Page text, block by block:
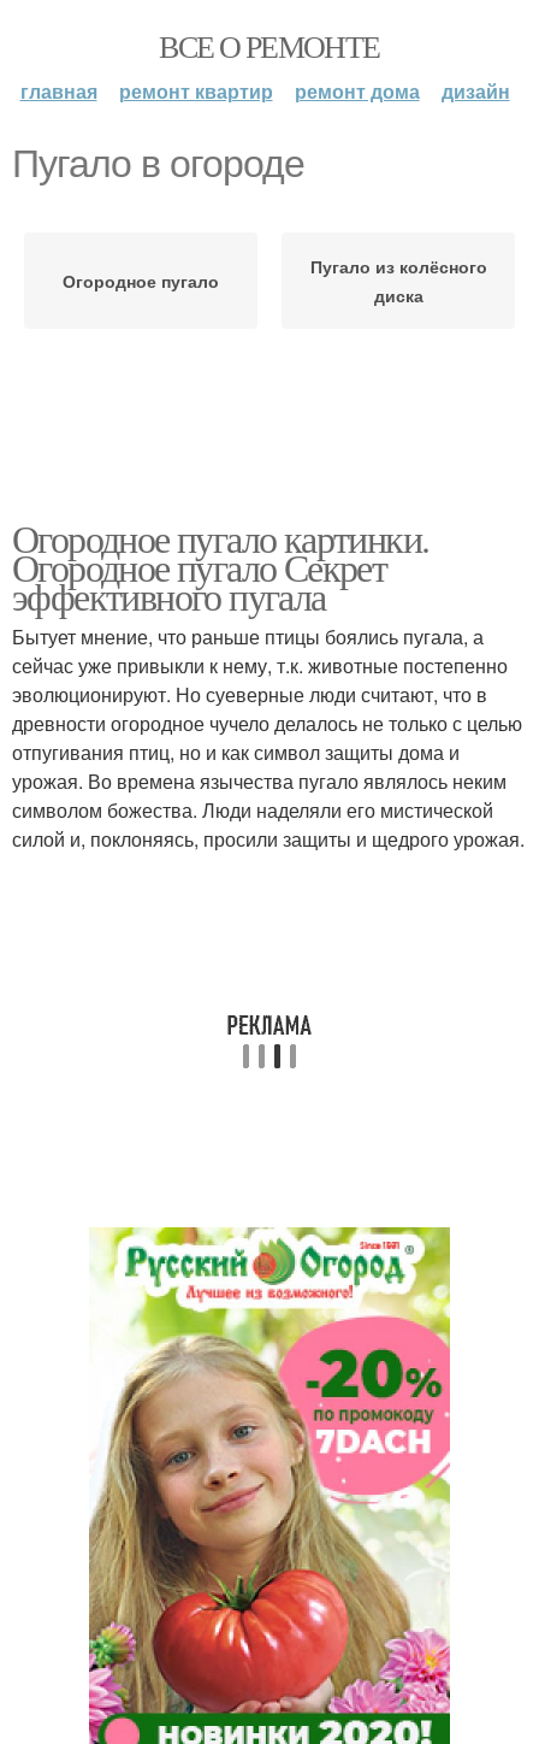
ВСЕ О РЕМОНТЕ
главная ремонт квартир ремонт дома дизайн
Пугало в огороде
Огородное пугало
Пугало из колёсного
диска
Огородное пугало картинки.
Огородное пугало Секрет
эффективного пугала
Бытует мнение, что раньше птицы боялись пугала, а
сейчас уже привыкли к нему, т.к. животные постепенно
эволюционируют. Но суеверные люди считают, что в
древности огородное чучело делалось не только с целью
отпугивания птиц, но и как символ защиты дома и
урожая. Во времена язычества пугало являлось неким
символом божества. Люди наделяли его мистической
силой и, поклоняясь, просили защиты и щедрого урожая.